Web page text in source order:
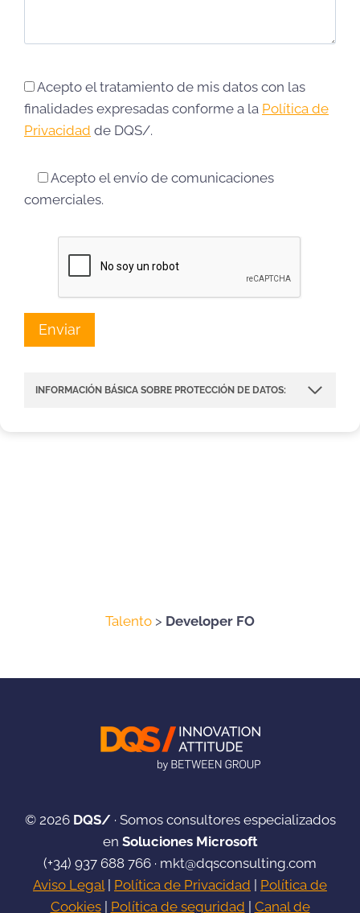
Acepto el tratamiento de mis datos con las
finalidades expresadas conforme a la Política de
Privacidad de DQS/.
Acepto el envío de comunicaciones
comerciales.
INFORMACIÓN BÁSICA SOBRE PROTECCIÓN DE DATOS:
Talento > Developer FO
© 2026 DQS/· Somos consultores especializados
en Soluciones Microsoft
(+34) 937 688 766 · mkt@dqsconsulting.com
Aviso Legal| Política de Privacidad
Política de
Cookies| Política de seguridad Canal de